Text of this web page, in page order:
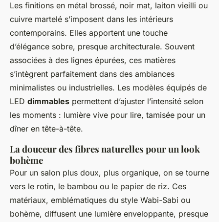
Les finitions en métal brossé, noir mat, laiton vieilli ou
cuivre martelé s’imposent dans les intérieurs
contemporains. Elles apportent une touche
d’élégance sobre, presque architecturale. Souvent
associées à des lignes épurées, ces matières
s’intègrent parfaitement dans des ambiances
minimalistes ou industrielles. Les modèles équipés de
LED dimmables permettent d’ajuster l’intensité selon
les moments : lumière vive pour lire, tamisée pour un
dîner en tête-à-tête.
La douceur des fibres naturelles pour un look
bohème
Pour un salon plus doux, plus organique, on se tourne
vers le rotin, le bambou ou le papier de riz. Ces
matériaux, emblématiques du style Wabi-Sabi ou
bohème, diffusent une lumière enveloppante, presque